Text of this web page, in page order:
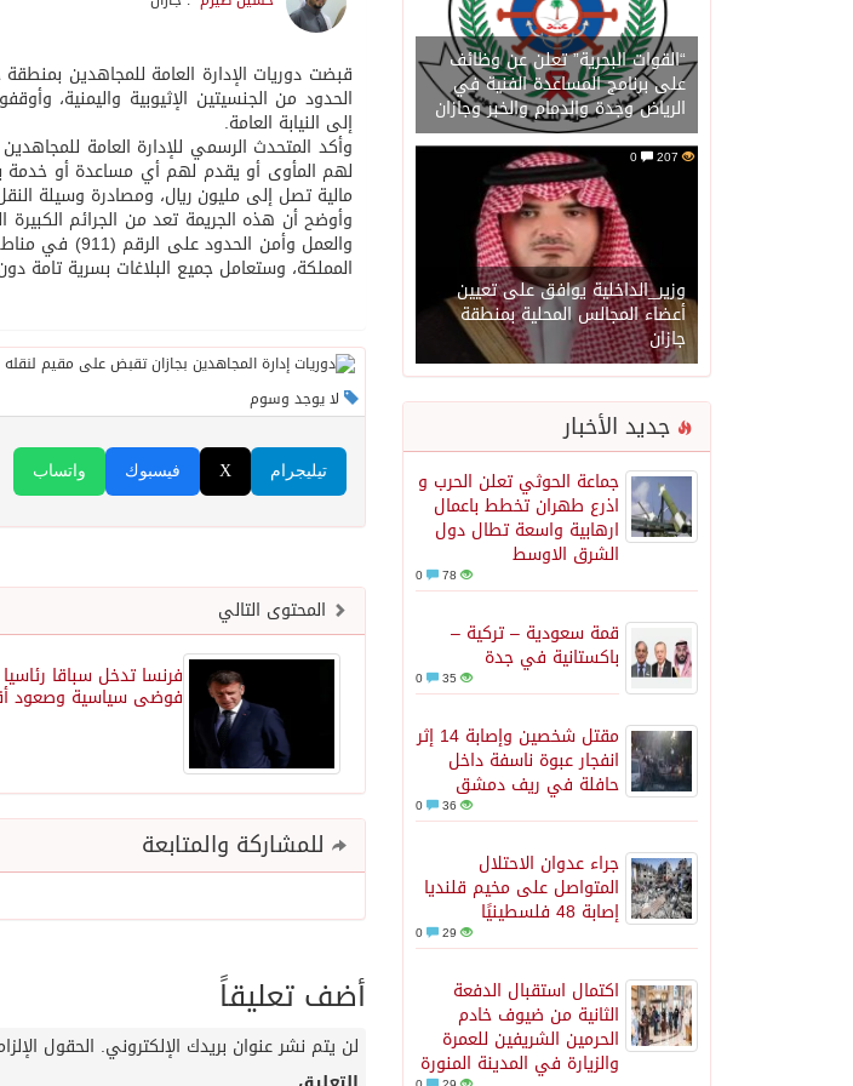
“القوات البحرية” تعلن عن وظائف
على برنامج المساعدة الفنية في
الرياض وجدة والدمام والخبر وجازان
207
وزير_الداخلية يوافق على تعيين
أعضاء المجالس المحلية بمنطقة
جازان
جديد الأخبار
جماعة الحوثي تعلن الحرب و
اذرع طهران تخطط باعمال
ارهابية واسعة تطال دول
الشرق الاوسط
78
قمة سعودية – تركية –
باكستانية في جدة
35
مقتل شخصين وإصابة 14 إثر
انفجار عبوة ناسفة داخل
حافلة في ريف دمشق
36
جراء عدوان الاحتلال
المتواصل على مخيم قلنديا
إصابة 48 فلسطينيًا
29
اكتمال استقبال الدفعة
الثانية من ضيوف خادم
الحرمين الشريفين للعمرة
والزيارة في المدينة المنورة
الحدود من الجنسيتين الإثيوبية واليمنية،
إلى النيابة العامة.
وأكد المتحدث الرسمي للإدارة العامة
مالية تصل إلى مليون ريال، ومصادرة وسيلة
وأوضح أن هذه الجريمة تعد من الجرائم الكبيرة
المملكة، وستعامل جميع البلاغات بسرية تامة
لا يوجد وسوم
واتساب فيسبوك X تيليجرام
المحتوى التالي
فرنسا تدخل سباقا
فوضى سياسية وصعود
للمشاركة والمتابعة
أضف تعليقاً
لن يتم نشر عنوان بريدك الإلكتروني. الحقول